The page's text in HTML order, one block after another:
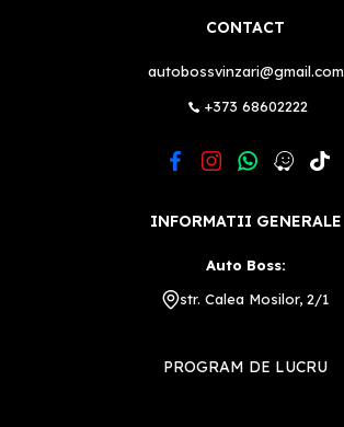
CONTACT
autobossvinzari@gmail.com
+373 68602222
INFORMATII GENERALE
Auto Boss:
str. Calea Mosilor, 2/1
PROGRAM DE LUCRU